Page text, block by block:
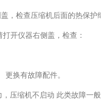
盖，检查压缩机后面的热
请打开仪器右侧盖，检查：
。 更换有故障配件。
，压缩机不启动 此类故障